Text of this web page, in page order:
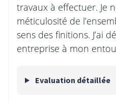
travaux à effectuer. Je
méticulosité de
sens des finitions. J’ai
entreprise à mon
Evaluation détaillée